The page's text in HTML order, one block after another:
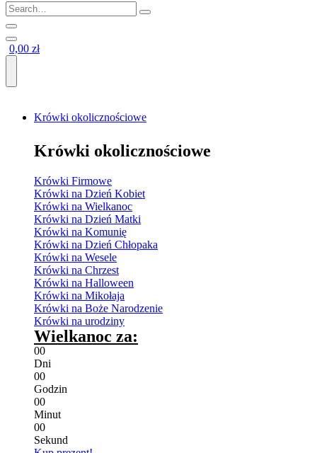
0,00 zł
Krówki okolicznościowe
Krówki okolicznościowe
Krówki Firmowe
Krówki na Dzień Kobiet
Krówki na Wielkanoc
Krówki na Dzień Matki
Krówki na Komunię
Krówki na Dzień Chłopaka
Krówki na Wesele
Krówki na Chrzest
Krówki na Halloween
Krówki na Mikołaja
Krówki na Boże Narodzenie
Krówki na urodziny
Wielkanoc za:
00
Dni
00
Godzin
00
Minut
00
Sekund